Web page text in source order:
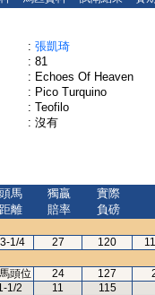
: 張凱琦
: 81
: Echoes Of Heaven
: Pico Turquino
: Teofilo
: 沒有
頭馬
距離
獨贏
賠率
實際
負磅
1/4 27 120
頭位 24 127
1/2 11 115